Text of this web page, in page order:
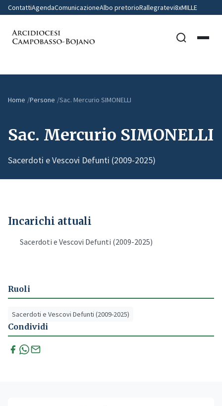
ContattiAgendaComunicazioneAlbo pretorioRallegratevi8xMILLE
Home Persone Sac. Mercurio SIMONELLI
Sac. Mercurio SIMONELLI
Sacerdoti e Vescovi Defunti (2009-2025)
Incarichi attuali
Sacerdoti e Vescovi Defunti (2009-2025)
Ruoli
Sacerdoti e Vescovi Defunti (2009-2025)
Condividi